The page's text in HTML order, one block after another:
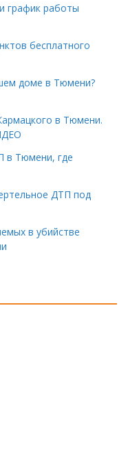
график работы
бесплатного
доме в Тюмени?
в Тюмени.
в Тюмени, где
ДТП под
в убийстве